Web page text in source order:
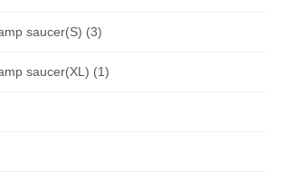
saucer(S) (3)
saucer(XL) (1)